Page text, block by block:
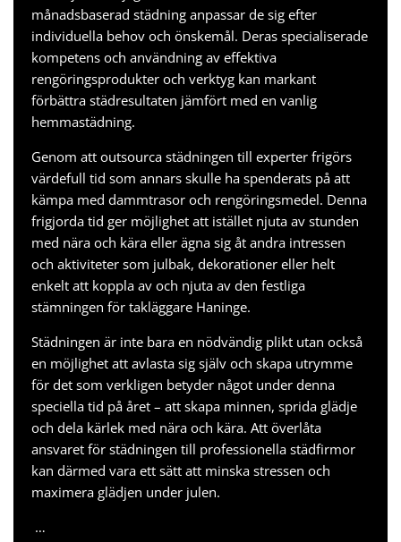
månadsbaserad städning anpassar de sig efter
individuella behov och önskemål. Deras specialiserade
kompetens och användning av effektiva
rengöringsprodukter och verktyg kan markant
förbättra städresultaten jämfört med en vanlig
hemmastädning.
Genom att outsourca städningen till experter frigörs
värdefull tid som annars skulle ha spenderats på att
kämpa med dammtrasor och rengöringsmedel. Denna
frigjorda tid ger möjlighet att istället njuta av stunden
med nära och kära eller ägna sig åt andra intressen
och aktiviteter som julbak, dekorationer eller helt
enkelt att koppla av och njuta av den festliga
stämningen för takläggare Haninge.
Städningen är inte bara en nödvändig plikt utan också
en möjlighet att avlasta sig själv och skapa utrymme
för det som verkligen betyder något under denna
speciella tid på året – att skapa minnen, sprida glädje
och dela kärlek med nära och kära. Att överlåta
ansvaret för städningen till professionella städfirmor
kan därmed vara ett sätt att minska stressen och
maximera glädjen under julen.
…